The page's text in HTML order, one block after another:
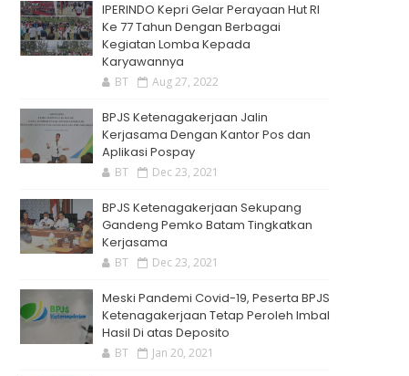
IPERINDO Kepri Gelar Perayaan Hut RI
Ke 77 Tahun Dengan Berbagai
Kegiatan Lomba Kepada
Karyawannya
BT Aug 27, 2022
BPJS Ketenagakerjaan Jalin
Kerjasama Dengan Kantor Pos dan
Aplikasi Pospay
BT Dec 23, 2021
BPJS Ketenagakerjaan Sekupang
Gandeng Pemko Batam Tingkatkan
Kerjasama
BT Dec 23, 2021
Meski Pandemi Covid-19, Peserta BPJS
Ketenagakerjaan Tetap Peroleh Imbal
Hasil Di atas Deposito
BT Jan 20, 2021